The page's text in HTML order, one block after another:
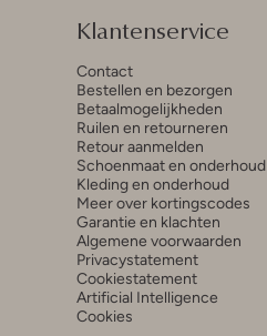
Klantenservice
Contact
Bestellen en bezorgen
Betaalmogelijkheden
Ruilen en retourneren
Retour aanmelden
Schoenmaat en onderhoud
Kleding en onderhoud
Meer over kortingscodes
Garantie en klachten
Algemene voorwaarden
Privacystatement
Cookiestatement
Artificial Intelligence
Cookies